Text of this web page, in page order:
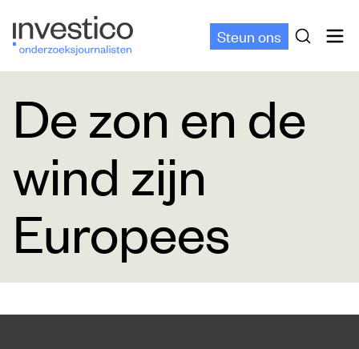
Steun ons
De zon en de
wind zijn
Europees